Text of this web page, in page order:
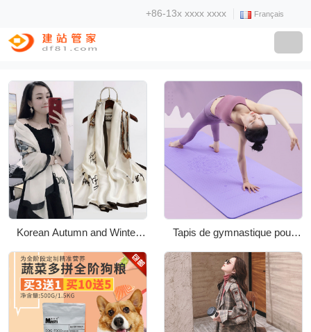
+86-13x xxxx xxxx Français
Korean Autumn and Winter
Live explosion silk scarf
Heating châle scarf
Tapis de gymnastique pour